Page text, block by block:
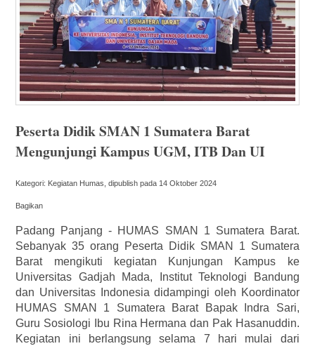
Peserta Didik SMAN 1 Sumatera Barat
Mengunjungi Kampus UGM, ITB Dan UI
Kategori: Kegiatan Humas, dipublish pada 14 Oktober 2024
Bagikan
Padang Panjang - HUMAS SMAN 1 Sumatera Barat.
Sebanyak 35 orang Peserta Didik SMAN 1 Sumatera
Barat mengikuti kegiatan Kunjungan Kampus ke
Universitas Gadjah Mada, Institut Teknologi Bandung
dan Universitas Indonesia didampingi oleh Koordinator
HUMAS SMAN 1 Sumatera Barat Bapak Indra Sari,
Guru Sosiologi Ibu Rina Hermana dan Pak Hasanuddin.
Kegiatan ini berlangsung selama 7 hari mulai dari